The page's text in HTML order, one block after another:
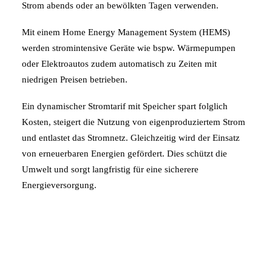
Strom abends oder an bewölkten Tagen verwenden.
Mit einem Home Energy Management System (HEMS)
werden stromintensive Geräte wie bspw. Wärmepumpen
oder Elektroautos zudem automatisch zu Zeiten mit
niedrigen Preisen betrieben.
Ein dynamischer Stromtarif mit Speicher spart folglich
Kosten, steigert die Nutzung von eigenproduziertem Strom
und entlastet das Stromnetz. Gleichzeitig wird der Einsatz
von erneuerbaren Energien gefördert. Dies schützt die
Umwelt und sorgt langfristig für eine sicherere
Energieversorgung.